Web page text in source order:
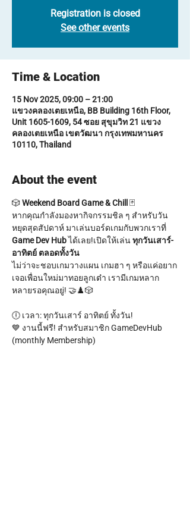
Registration is closed
See other events
Time & Location
15 Nov 2025, 09:00 – 21:00
แขวงคลองเตยเหนือ, BB Building 16th Floor,
Unit 1605-1609, 54 ซอย สุขุมวิท 21 แขวง
คลองเตยเหนือ เขตวัฒนา กรุงเทพมหานคร
10110, Thailand
About the event
🎲 Weekend Board Game & Chill
🃏
หากคุณกำลังมองหากิจกรรมชิล ๆ สำหรับวัน
หยุดสุดสัปดาห์ มาเล่นบอร์ดเกมกับพวกเราที่
Game Dev Hub ได้เลย!เปิดให้เล่น ทุกวันเสาร์-
อาทิตย์ ตลอดทั้งวัน
ไม่ว่าจะชอบเกมวางแผน เกมฮา ๆ หรือแค่อยาก
เจอเพื่อนใหม่มาทอยลูกเต๋า เรามีเกมหลาก
หลายรอคุณอยู่! 🤝♟️🎲
🕕 เวลา: ทุกวันเสาร์ อาทิตย์ ทั้งวัน!
💙 งานนี้ฟรี! สำหรับสมาชิก GameDevHub
(monthly Membership)